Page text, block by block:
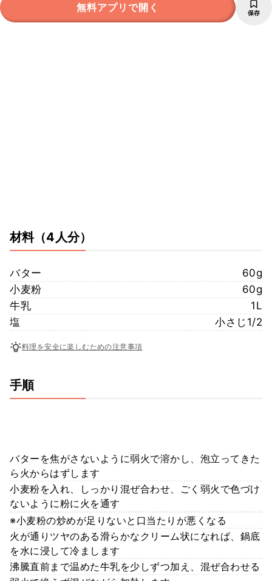
無料アプリで開く 保存
材料（4人分）
バター
60g
小麦粉
60g
牛乳
1L
塩
小さじ1/2
料理を安全に楽しむための注意事項
手順
バターを焦がさないように弱火で溶かし、泡立ってきた
ら火からはずします
小麦粉を入れ、しっかり混ぜ合わせ、ごく弱火で色づけ
ないように粉に火を通す
※小麦粉の炒めが足りないと口当たりが悪くなる
火が通りツヤのある滑らかなクリーム状になれば、鍋底
を水に浸して冷まします
沸騰直前まで温めた牛乳を少しずつ加え、混ぜ合わせる